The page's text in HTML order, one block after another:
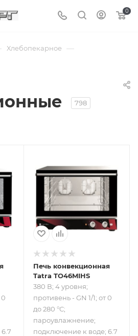
0
Хлебопекарное —
798
0
380 В; 4 уровня;
противень - GN
1/1; от 0 до 280 °С;
пароувлажнение;
подключение к
воде; 6.7 кВт
Печь конвекционная
Tatra TO46MIHS
380 В; 4 уровня;
противень - GN 1/1; от 0
до 280 °С;
пароувлажнение;
подключение к воде; 6.7